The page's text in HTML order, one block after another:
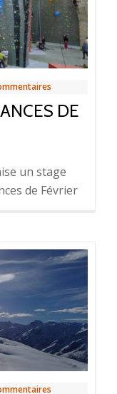
DE
un stage
de Février